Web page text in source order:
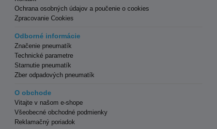
Ochrana osobných údajov a poučenie o cookies
Zpracovanie Cookies
Odborné informácie
Značenie pneumatík
Technické parametre
Starnutie pneumatík
Zber odpadových pneumatík
O obchode
Vitajte v našom e-shope
Všeobecné obchodné podmienky
Reklamačný poriadok